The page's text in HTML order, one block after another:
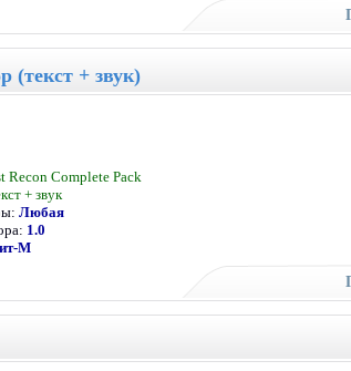
(текст + звук)
Recon Complete Pack
+ звук
Любая
1.0
М